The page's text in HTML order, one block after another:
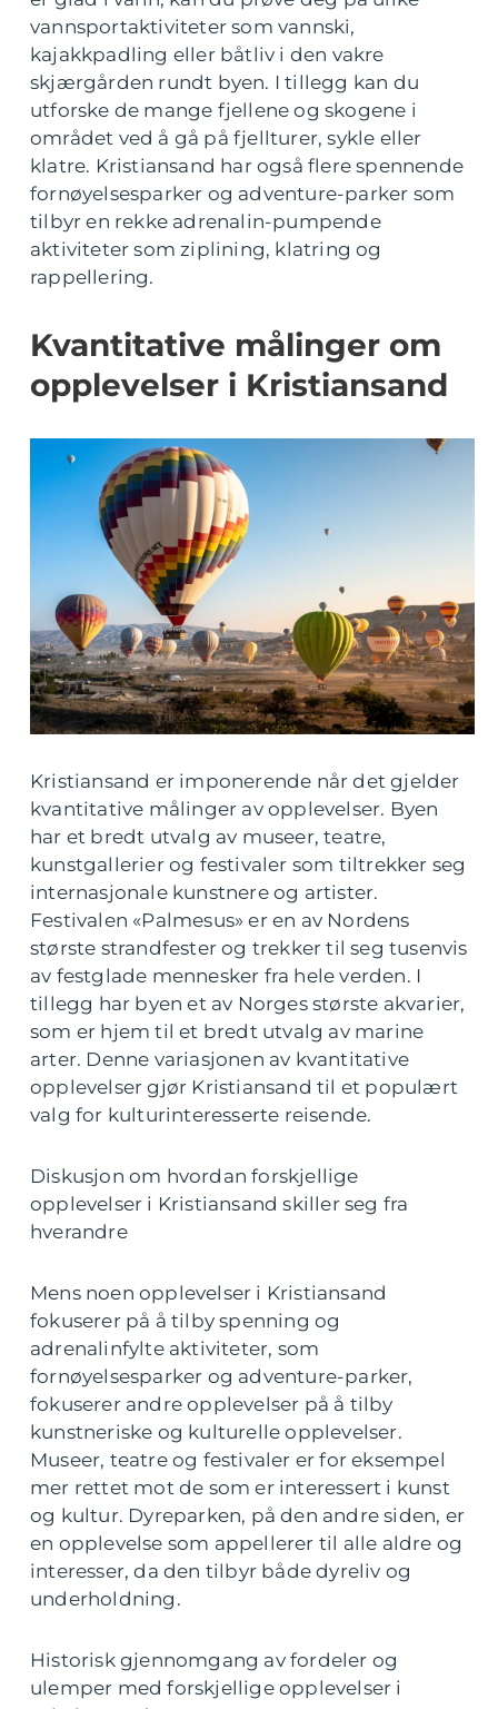
vannsportaktiviteter som vannski,
kajakkpadling eller båtliv i den vakre
skjærgården rundt byen. I tillegg kan du
utforske de mange fjellene og skogene i
området ved å gå på fjellturer, sykle eller
klatre. Kristiansand har også flere spennende
fornøyelsesparker og adventure-parker som
tilbyr en rekke adrenalin-pumpende
aktiviteter som ziplining, klatring og
rappellering.
Kvantitative målinger om
opplevelser i Kristiansand
Kristiansand er imponerende når det gjelder
kvantitative målinger av opplevelser. Byen
har et bredt utvalg av museer, teatre,
kunstgallerier og festivaler som tiltrekker seg
internasjonale kunstnere og artister.
Festivalen «Palmesus» er en av Nordens
største strandfester og trekker til seg tusenvis
av festglade mennesker fra hele verden. I
tillegg har byen et av Norges største akvarier,
som er hjem til et bredt utvalg av marine
arter. Denne variasjonen av kvantitative
opplevelser gjør Kristiansand til et populært
valg for kulturinteresserte reisende.
Diskusjon om hvordan forskjellige
opplevelser i Kristiansand skiller seg fra
hverandre
Mens noen opplevelser i Kristiansand
fokuserer på å tilby spenning og
adrenalinfylte aktiviteter, som
fornøyelsesparker og adventure-parker,
fokuserer andre opplevelser på å tilby
kunstneriske og kulturelle opplevelser.
Museer, teatre og festivaler er for eksempel
mer rettet mot de som er interessert i kunst
og kultur. Dyreparken, på den andre siden, er
en opplevelse som appellerer til alle aldre og
interesser, da den tilbyr både dyreliv og
underholdning.
Historisk gjennomgang av fordeler og
ulemper med forskjellige opplevelser i